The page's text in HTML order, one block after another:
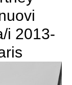
i 2013-